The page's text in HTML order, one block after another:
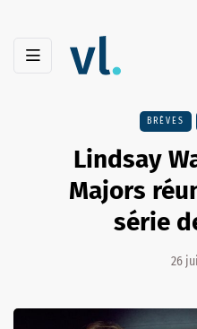
BRÈVES
Lindsay
Majors
série
26